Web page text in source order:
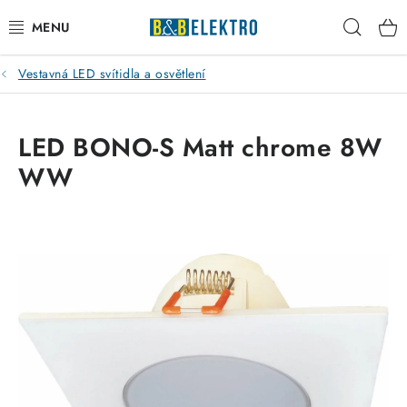
na
obsah
Reklamace / Vrácení zboží
Kontakty
ELEKTROMATERIÁL
Vestavná LED svítidla a osvětlení
LED BONO-S Matt chrome 8W
WW